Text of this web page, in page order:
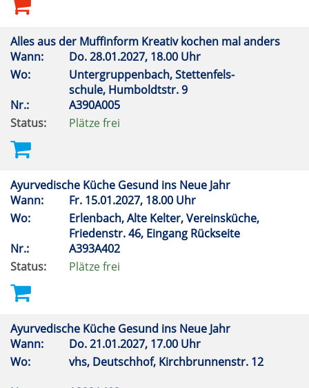
Alles aus der Muffinform Kreativ kochen mal anders
Wann:
Do.28.01.2027, 18.00 Uhr
Wo:
Untergruppenbach, Stettenfels-
schule, Humboldtstr. 9
Nr.:
A390A005
Status:
Plätze frei
Ayurvedische Küche Gesund ins Neue Jahr
Wann:
Fr. 15.01.2027, 18.00 Uhr
Wo:
Erlenbach, Alte Kelter, Vereinsküche,
Friedenstr. 46, Eingang Rückseite
Nr.:
A393A402
Status:
Plätze frei
Ayurvedische Küche Gesund ins Neue Jahr
Wann:
Do.21.01.2027, 17.00 Uhr
Wo:
vhs, Deutschhof, Kirchbrunnenstr. 12